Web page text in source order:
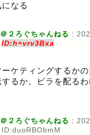
なる
２ろぐちゃんねる :
ID:h+vrv3Bxa
ケティングするかの
るか。ビラを配る
２ろぐちゃんねる :